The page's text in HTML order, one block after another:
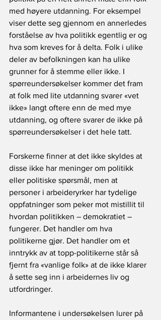
med høyere utdanning. For eksempel
viser dette seg gjennom en annerledes
forståelse av hva politikk egentlig er og
hva som kreves for å delta. Folk i ulike
deler av befolkningen kan ha ulike
grunner for å stemme eller ikke. I
spørreundersøkelser kommer det fram
at folk med lite utdanning svarer «vet
ikke» langt oftere enn de med mye
utdanning, og oftere svarer de ikke på
spørreundersøkelser i det hele tatt.
Forskerne finner at det ikke skyldes at
disse ikke har meninger om politikk
eller politiske spørsmål, men at
personer i arbeideryrker har tydelige
oppfatninger som peker mot mistillit til
hvordan politikken – demokratiet –
fungerer. Det handler om hva
politikerne gjør. Det handler om et
inntrykk av at topp-politikerne står så
fjernt fra «vanlige folk» at de ikke klarer
å sette seg inn i arbeidernes liv og
utfordringer.
Informantene i undersøkelsen lurer på